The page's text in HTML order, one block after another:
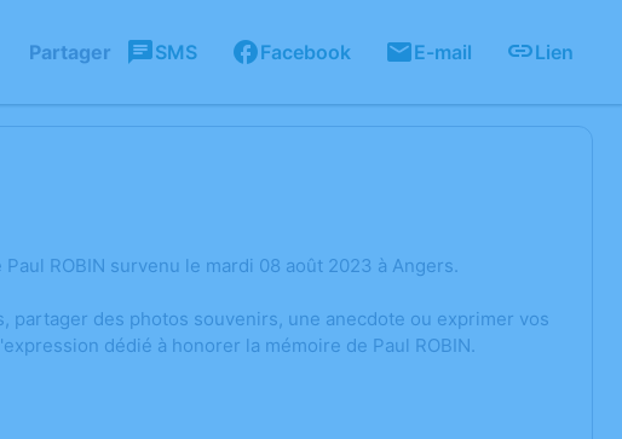
Partager SMS Facebook E-mail Lien
ROBIN survenu le mardi 08 août 2023 à Angers.
des photos souvenirs, une anecdote ou exprimer vos
dédié à honorer la mémoire de Paul ROBIN.